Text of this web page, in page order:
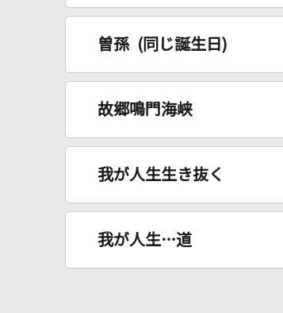
曽孫 (同じ誕生日)
故郷鳴門海峡
我が人生生き抜く
我が人生…道